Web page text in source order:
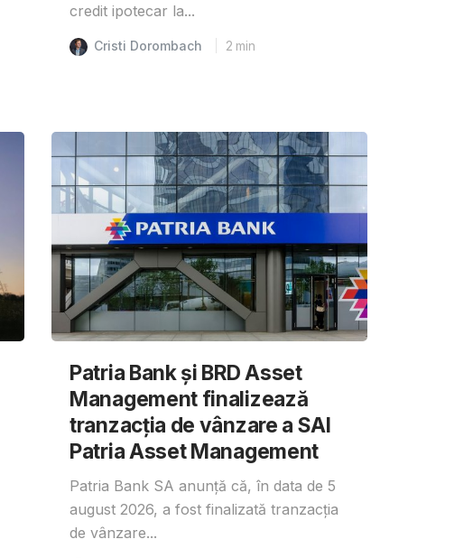
credit ipotecar la...
Cristi Dorombach 2 min
Patria Bank și BRD Asset
Management finalizează
tranzacția de vânzare a SAI
Patria Asset Management
Patria Bank SA anunță că, în data de 5
august 2026, a fost finalizată tranzacția
de vânzare...